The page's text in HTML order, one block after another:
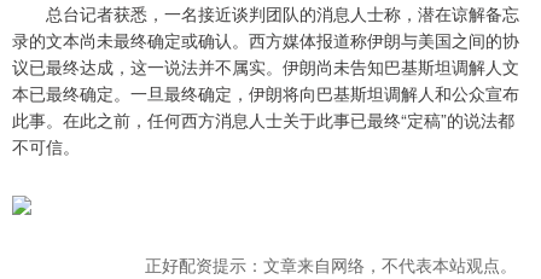
总台记者获悉，一名接近谈判团队的消息人士称，潜在谅解备忘
录的文本尚未最终确定或确认。西方媒体报道称伊朗与美国之间的协
议已最终达成，这一说法并不属实。伊朗尚未告知巴基斯坦调解人文
本已最终确定。一旦最终确定，伊朗将向巴基斯坦调解人和公众宣布
此事。在此之前，任何西方消息人士关于此事已最终“定稿”的说法都
不可信。
正好配资提示：文章来自网络，不代表本站观点。